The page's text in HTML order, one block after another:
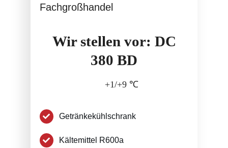
Fachgroßhandel
Wir stellen vor: DC
380 BD
+1/+9 ℃
Getränkekühlschrank
Kältemittel R600a